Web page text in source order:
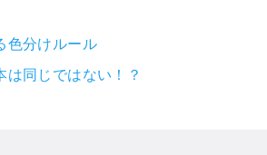
色分けルール
同じではない！？